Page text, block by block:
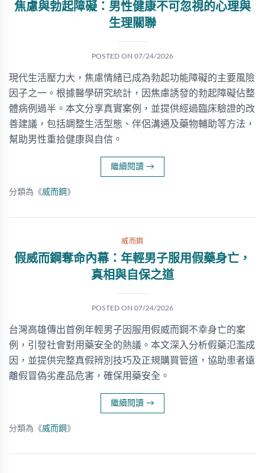
焦慮與勃起障礙：男性健康不可忽視的心理與
生理關聯
POSTED ON 07/24/2026
現代生活壓力大，焦慮情緒已成為勃起功能障礙的主要風險
因子之一。根據醫學研究統計，因焦慮誘發的勃起障礙佔整
體病例過半。本文分享真實案例，並提供經過臨床驗證的改
善建議，包括調整生活型態、伴侶溝通及藥物輔助等方法，
幫助男性重拾健康與自信。
繼續閱讀 →
分類為《威而鋼 》
威而鋼
假威而鋼奪命內幕：年輕男子服用假藥身亡，
真相與自保之道
POSTED ON 07/24/2026
台灣高雄傳出首例年輕男子因服用假威而鋼不幸身亡的案
例，引發社會對用藥安全的熱議。本文深入分析假藥氾濫成
因，並提供完整真假辨別技巧及正規購買管道，協助患者遠
離假冒偽劣產品危害，確保用藥安全。
繼續閱讀 →
分類為《威而鋼 》